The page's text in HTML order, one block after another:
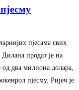
пјесама свих
продат је на
два милиона долара,
пјесму. Ријеч је